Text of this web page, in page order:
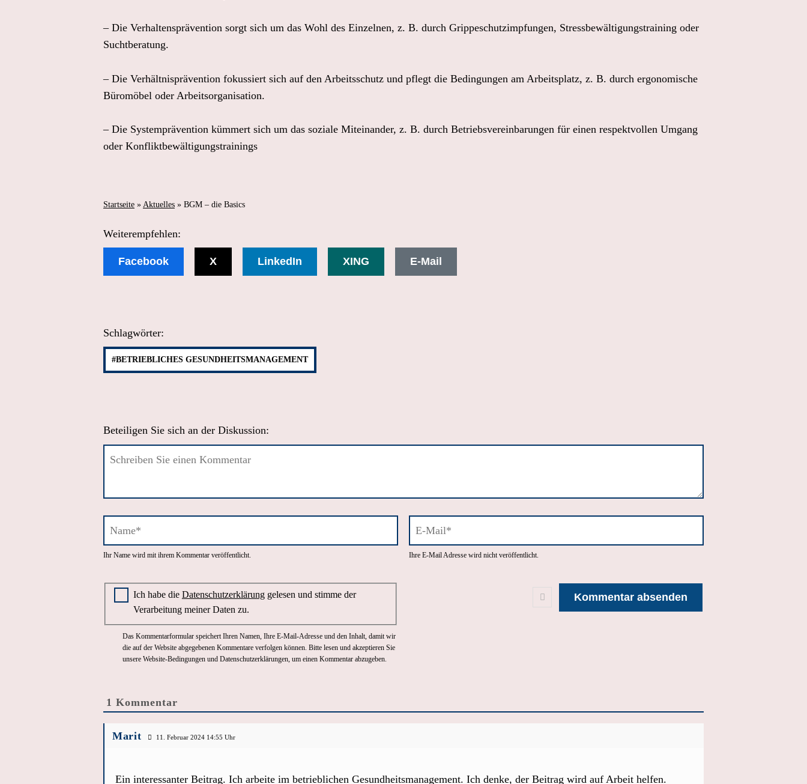
– Die Verhaltensprävention sorgt sich um das Wohl des Einzelnen, z. B. durch Grippeschutzimpfungen, Stressbewältigungstraining oder
Suchtberatung.
– Die Verhältnisprävention fokussiert sich auf den Arbeitsschutz und pflegt die Bedingungen am Arbeitsplatz, z. B. durch ergonomische
Büromöbel oder Arbeitsorganisation.
– Die Systemprävention kümmert sich um das soziale Miteinander, z. B. durch Betriebsvereinbarungen für einen respektvollen Umgang
oder Konfliktbewältigungstrainings
Startseite »Aktuelles » BGM – die Basics
Weiterempfehlen:
Facebook X LinkedIn XING E-Mail
Schlagwörter:
#BETRIEBLICHES GESUNDHEITSMANAGEMENT
Beteiligen Sie sich an der Diskussion:
Name*
Ihr Name wird mit ihrem Kommentar veröffentlicht.
E-
Ihre E-Mail Adresse wird nicht veröffentlicht.
Zustimmung zur Datenschutzerklärung
Ich habe die Datenschutzerklärunggelesen und stimme der
Verarbeitung meiner Daten zu.
Das Kommentarformular speichert Ihren Namen, Ihre E-Mail-Adresse und den Inhalt, damit wir
die auf der Website abgegebenen Kommentare verfolgen können. Bitte lesen und akzeptieren Sie
unsere Website-Bedingungen und Datenschutzerklärungen, um einen Kommentar abzugeben.
1 Kommentar
Marit 11. Februar 2024 14:55
Ein interessanter Beitrag. Ich arbeite im betrieblichen Gesundheitsmanagement. Ich denke, der Beitrag wird auf Arbeit helfen.